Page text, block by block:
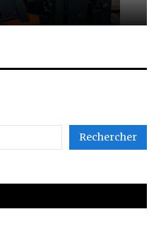
Rechercher